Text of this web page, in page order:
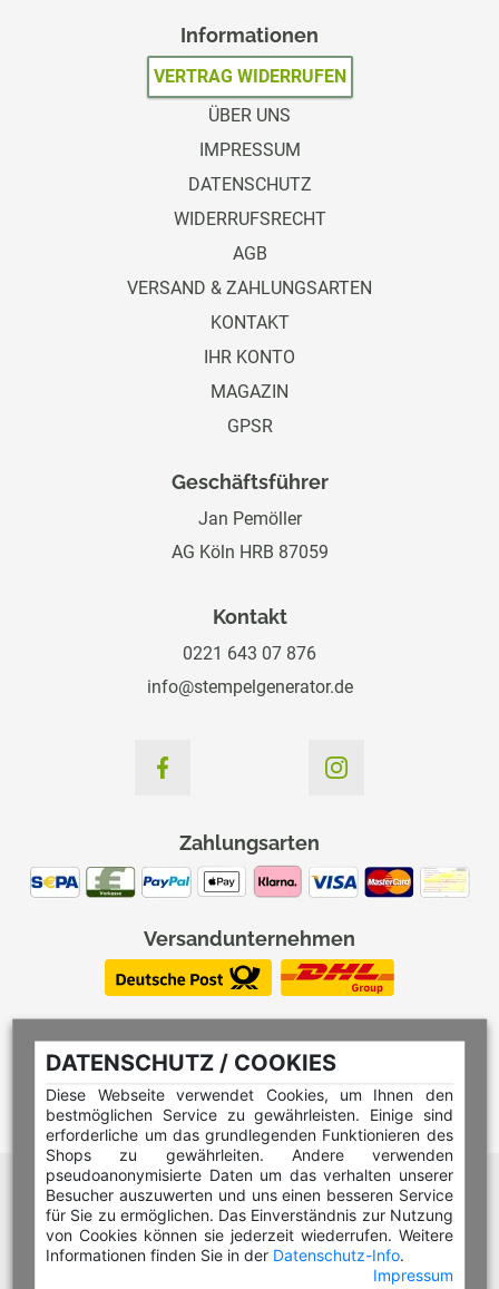
DATENSCHUTZ / COOKIES
Diese Webseite verwendet Cookies, um Ihnen den
bestmöglichen Service zu gewährleisten. Einige sind
erforderliche um das grundlegenden Funktionieren des
Shops zu gewährleiten. Andere verwenden
pseudoanonymisierte Daten um das verhalten unserer
Besucher auszuwerten und uns einen besseren Service
für Sie zu ermöglichen. Das Einverständnis zur Nutzung
von Cookies können sie jederzeit wiederrufen. Weitere
Informationen finden Sie in der Datenschutz-Info.
Impressum
Informationen
VERTRAG WIDERRUFEN
ÜBER UNS
IMPRESSUM
DATENSCHUTZ
WIDERRUFSRECHT
AGB
VERSAND & ZAHLUNGSARTEN
KONTAKT
IHR KONTO
MAGAZIN
GPSR
Geschäftsführer
Jan Pemöller
AG Köln HRB 87059
Kontakt
0221 643 07 876
info@stempelgenerator.de
Zahlungsarten
Versandunternehmen
Hilfe Editor
Hilfe Multicolorstempel
Hilfe Rundstempel